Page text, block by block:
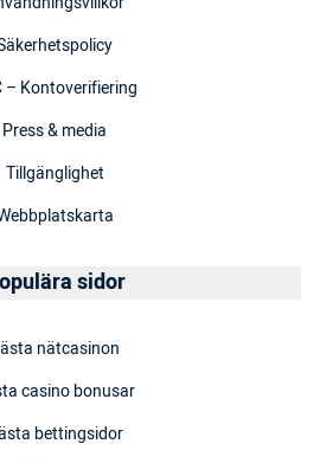
– Kontoverifiering
Press & media
Tillgänglighet
sidor
nätcasinon
casino bonusar
bettingsidor